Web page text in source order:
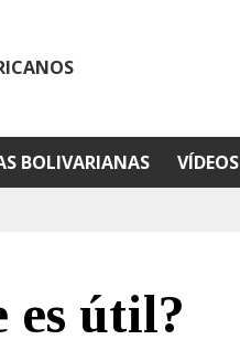
BOLIVARIANAS VÍDEOS
es útil?